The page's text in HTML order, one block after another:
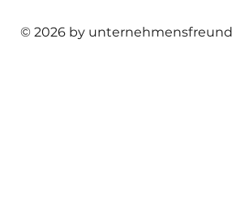
© 2026 by unternehmensfreund